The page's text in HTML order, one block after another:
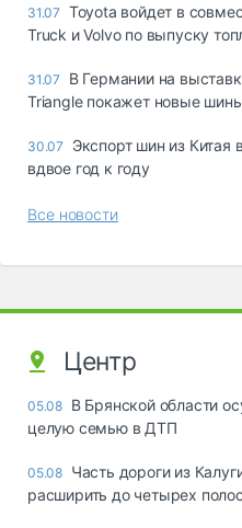
31.07 Toyota войдет в
Truck и Volvo по выпуску
31.07
В Германии на
Triangle покажет новые
30.07
Экспорт шин из
вдвое год к году
Все новости
Центр
05.08 В Брянской области
целую семью в ДТП
05.08 Часть дороги из
расширить до четырех полос